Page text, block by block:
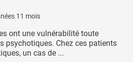
11 mois
ont une vulnérabilité toute
psychotiques. Chez ces patients
un cas de ...